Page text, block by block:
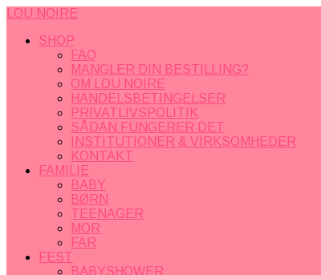
LOU NOIRE
SHOP
FAQ
MANGLER DIN BESTILLING?
OM LOU NOIRE
HANDELSBETINGELSER
PRIVATLIVSPOLITIK
SÅDAN FUNGERER DET
INSTITUTIONER & VIRKSOMHEDER
KONTAKT
FAMILIE
BABY
BØRN
TEENAGER
MOR
FAR
FEST
BABYSHOWER